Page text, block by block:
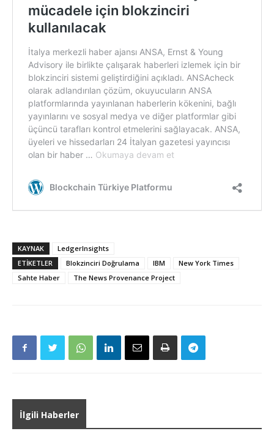
KAYNAK
LedgerInsights
ETIKETLER
Blokzinciri Doğrulama IBM
New York Times
Sahte Haber
The News Provenance Project
İlgili Haberler